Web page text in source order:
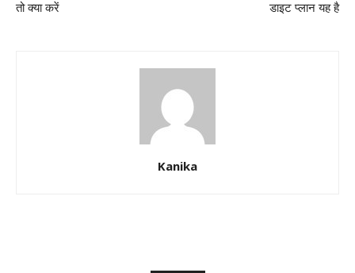
तो क्या करें
डाइट प्लान यह है
Kanika